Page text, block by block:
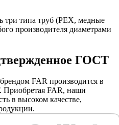
три типа труб (РЕХ, медные
производителя диаметрами
ГОСТ
FAR производится в
Приобретая FAR, наши
в высоком качестве,